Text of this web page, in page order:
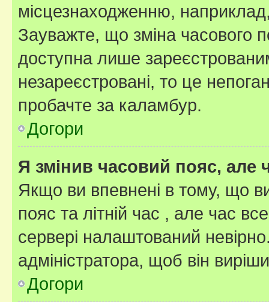
місцезнаходженню,
Зауважте, що зміна часового
доступна лише
незареєстровані, то це
пробачте за каламбур.
Догори
Я змінив часовий пояс, але
Якщо ви впевнені в тому, що
пояс та літній час , але час
сервері налаштований
адміністратора, щоб він
Догори